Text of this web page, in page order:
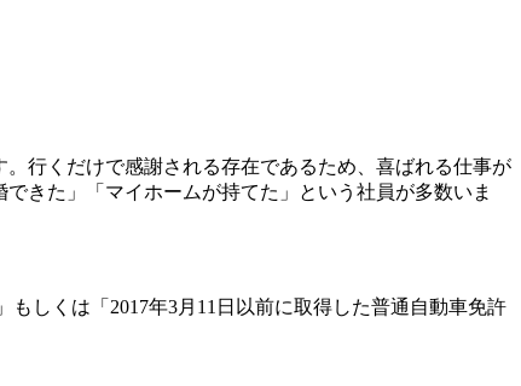
行くだけで感謝される存在であるため、喜ばれる仕事が
きた」「マイホームが持てた」という社員が多数いま
しくは「2017年3月11日以前に取得した普通自動車免許